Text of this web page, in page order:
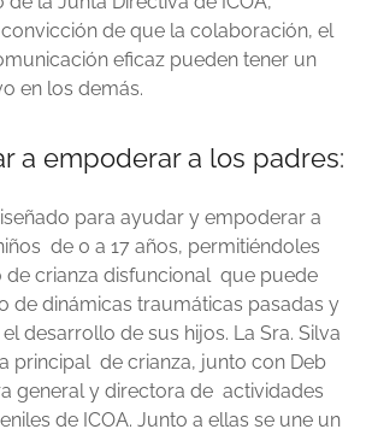
de que la colaboración, el
eficaz pueden tener un
en los demás.
a empoderar a los padres:
para ayudar y empoderar a
de 0 a 17 años, permitiéndoles
de crianza disfuncional que puede
de dinámicas traumáticas pasadas y
desarrollo de sus hijos. La Sra. Silva
principal de crianza, junto con Deb
general y directora de actividades
de ICOA. Junto a ellas se une un